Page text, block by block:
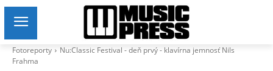
Fotoreporty
Nu:Classic Festival - deň prvý - klavírna jemnosť Nils
Frahma